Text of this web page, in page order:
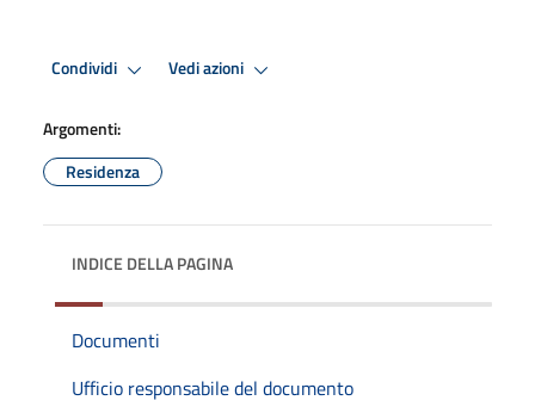
Condividi Vedi azioni
Argomenti:
Residenza
INDICE DELLA PAGINA
Documenti
Ufficio responsabile del documento